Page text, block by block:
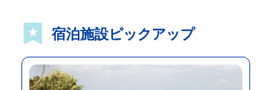
宿泊施設ピックアップ